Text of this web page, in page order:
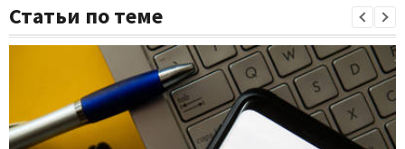
Статьи по теме